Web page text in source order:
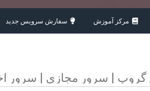
سفارش سرویس جدید مرکز آموزش